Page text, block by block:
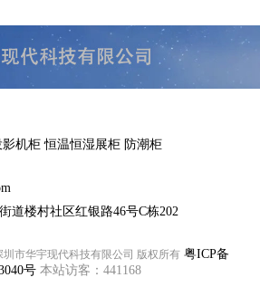
影机柜 恒温恒湿展柜 防潮柜
道楼村社区红银路46号C栋202
圳市华宇现代科技有限公司 版权所有 粤ICP备
号 本站访客：441168